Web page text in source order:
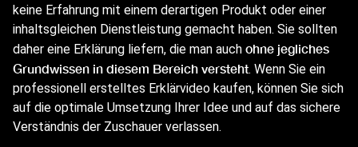
keine Erfahrung mit einem derartigen Produkt oder einer
inhaltsgleichen Dienstleistung gemacht haben. Sie sollten
daher eine Erklärung liefern, die man auch ohne jegliches
Grundwissen in diesem Bereich versteht. Wenn Sie ein
professionell erstelltes Erklärvideo kaufen, können Sie sich
auf die optimale Umsetzung Ihrer Idee und auf das sichere
Verständnis der Zuschauer verlassen.